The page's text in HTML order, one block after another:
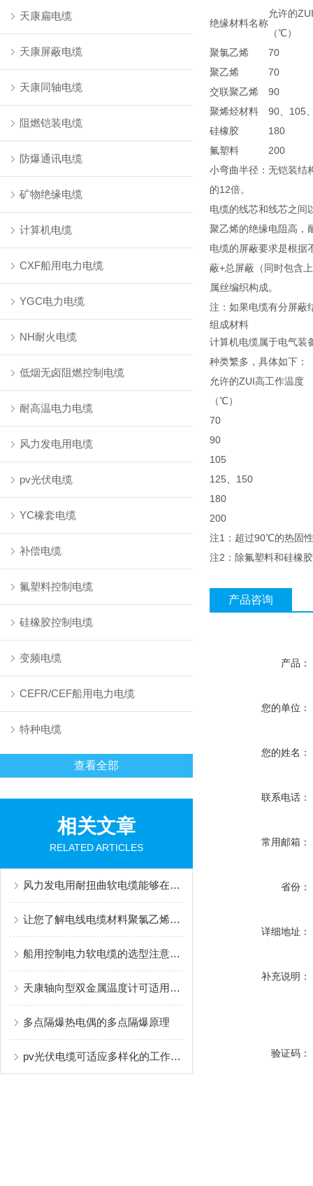
天康扁电缆
天康屏蔽电缆
天康同轴电缆
阻燃铠装电缆
防爆通讯电缆
矿物绝缘电缆
计算机电缆
CXF船用电力电缆
YGC电力电缆
NH耐火电缆
低烟无卤阻燃控制电缆
耐高温电力电缆
风力发电用电缆
pv光伏电缆
YC橡套电缆
补偿电缆
氟塑料控制电缆
硅橡胶控制电缆
变频电缆
CEFR/CEF船用电力电缆
特种电缆
查看全部
相关文章
RELATED ARTICLES
风力发电用耐扭曲软电缆能够在设备运转时承受一定的扭转力
让您了解电线电缆材料聚氯乙烯树脂的结构
船用控制电力软电缆的选型注意事项
天康轴向型双金属温度计可适用于较为恶劣的环境条件中
多点隔爆热电偶的多点隔爆原理
pv光伏电缆可适应多样化的工作环境
绝缘材料名称
允许的
（℃）
聚氯乙烯
70
聚乙烯
70
交联聚乙烯
90
聚烯烃材料
90、105
硅橡胶
180
氟塑料
200
小弯曲半径：无铠装结
的12倍。
电缆的线芯和线芯之间
聚乙烯的绝缘电阻高，
电缆的屏蔽要求是根据
蔽+总屏蔽（同时包含
属丝编织构成。
注：如果电缆有分屏蔽
组成材料
计算机电缆属于电气装
种类繁多，具体如下：
允许的ZUI高工作温度
（℃）
70
90
105
125、150
180
200
注1：超过90℃的热固
注2：除氟塑料和硅橡
产品咨询
产品：
您的单位：
您的姓名：
联系电话：
常用邮箱：
省份：
详细地址：
补充说明：
验证码：